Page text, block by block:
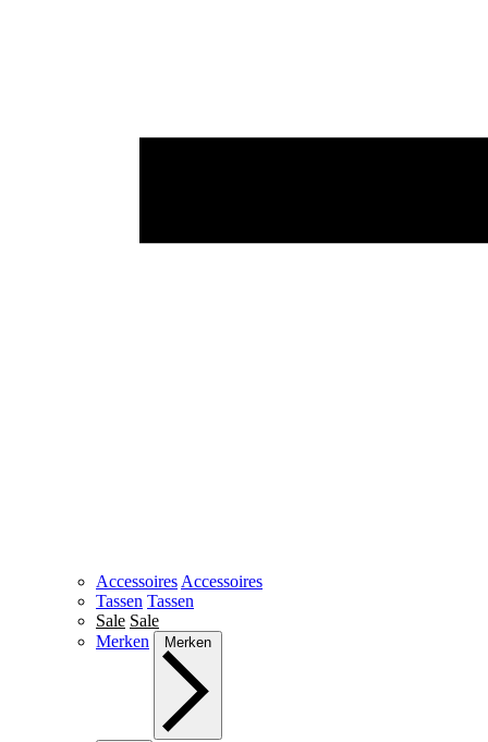
Accessoires Accessoires
Tassen Tassen
Sale Sale
Merken
Merken